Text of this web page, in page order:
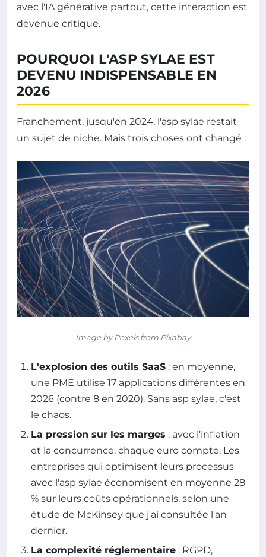
avec l'IA générative partout, cette interaction est
devenue critique.
POURQUOI L'ASP SYLAE EST
DEVENU INDISPENSABLE EN
2026
Franchement, jusqu'en 2024, l'asp sylae restait
un sujet de niche. Mais trois choses ont changé :
Image by Pexels from Pixabay
L'explosion des outils SaaS : en moyenne,
une PME utilise 17 applications différentes en
2026 (contre 8 en 2020). Sans asp sylae, c'est
le chaos.
La pression sur les marges : avec l'inflation
et la concurrence, chaque euro compte. Les
entreprises qui optimisent leurs processus
avec l'asp sylae économisent en moyenne 28
% sur leurs coûts opérationnels, selon une
étude de McKinsey que j'ai consultée l'an
dernier.
La complexité réglementaire : RGPD,